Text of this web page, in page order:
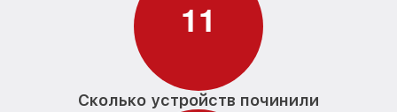
11
Сколько устройств починили